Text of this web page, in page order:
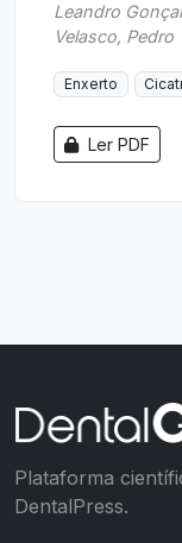
Leandro
Velasco, Pedro
Enxerto
Ler PDF
Plataforma
DentalPress.